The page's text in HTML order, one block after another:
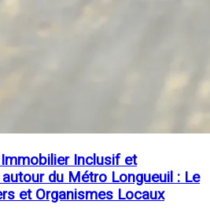
Inclusif et
du Métro Longueuil : Le
et Organismes Locaux